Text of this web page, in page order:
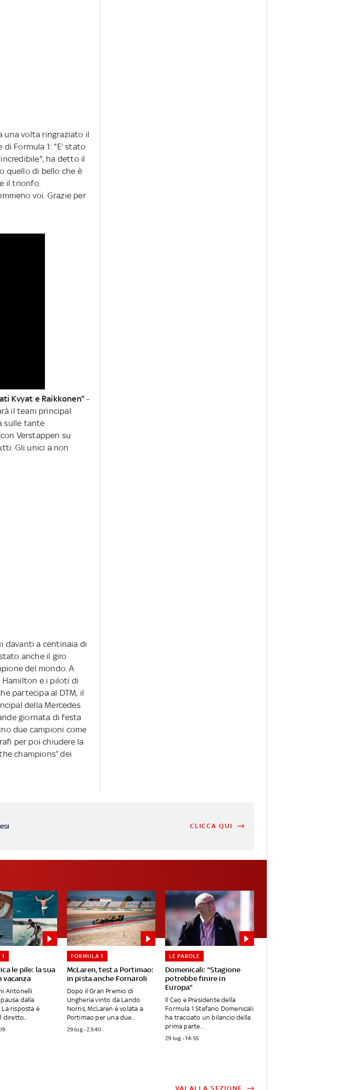
una volta ringraziato il
Formula 1: "E’ stato
ha detto il
quello di bello che è
il trionfo.
voi. Grazie per
Kvyat e Raikkonen" -
il team principal
sulle tante
Verstappen su
Gli unici a non
davanti a centinaia di
anche il giro
del mondo. A
Hamilton e i piloti di
partecipa al DTM, il
della Mercedes
giornata di festa
due campioni come
per poi chiudere la
champions” dei
CLICCA QUI
le pile: la sua
vacanza
Antonelli
dalla
La risposta è
diretto...
McLaren, test a Portimao:
in pista anche Fornaroli
FORMULA 1
Dopo il Gran Premio di
Ungheria vinto da Lando
Norris, McLaren è volata a
Portimao per una due...
29 lug - 23:40
Domenicali: "Stagione
potrebbe finire in
Europa"
LE PAROLE
Il Ceo e Presidente della
Formula 1 Stefano Domenicali
ha tracciato un bilancio della
prima parte...
29 lug - 14:55
VAI ALLA SEZIONE